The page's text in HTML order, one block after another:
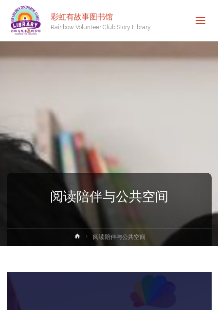
彩虹有故事图书馆
Rainbow Volunteer Club Story Library
阅读陪伴与公共空间
首
页
阅读陪伴与公共空间